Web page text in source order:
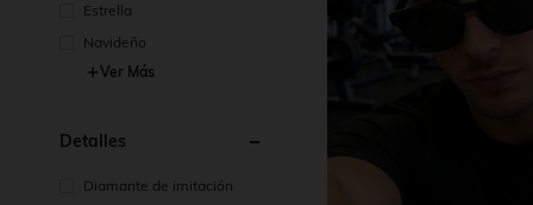
Estrella
Navideño
Ver Más
Detalles
Diamante de imitación